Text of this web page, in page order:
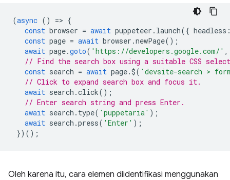
(async () => {
const browser = await puppeteer . launch({ headless
const page = await browser .newPage();
await page.goto( 'https://developers.google.com/' ,
// Find the search box using a suitable CSS
const search = await page.$( 'devsite-search >
// Click to expand search box and focus it.
await search .click();
// Enter search string and press Enter.
await search . type( 'puppetaria' );
await search .press( 'Enter' );
})();
Oleh karena itu, cara elemen diidentifikasi menggunakan